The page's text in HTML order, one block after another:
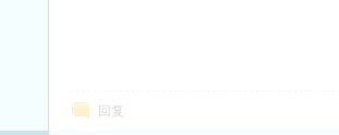
回复